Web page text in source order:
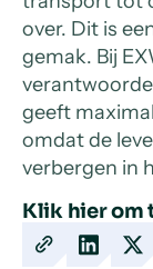
Klik hier om
CopyShare
over. Dit is
gemak. Bij
geeft
omdat de
verbergen in